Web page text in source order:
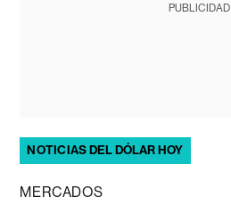
PUBLICIDAD
NOTICIAS DEL DÓLAR HOY
MERCADOS